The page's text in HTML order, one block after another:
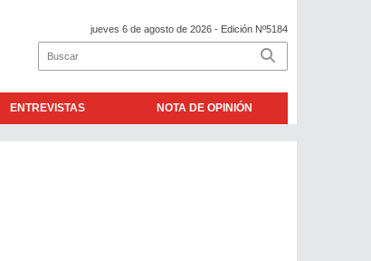
jueves 6 de agosto de 2026 - Edición Nº5184
ENTREVISTAS NOTA DE OPINIÓN